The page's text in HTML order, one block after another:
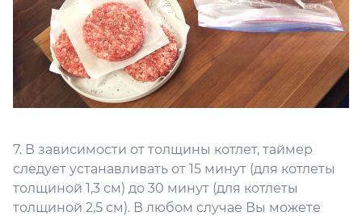
7. В зависимости от толщины котлет, таймер
следует устанавливать от 15 минут (для котлеты
толщиной 1,3 см) до 30 минут (для котлеты
толщиной 2,5 см). В любом случае Вы можете